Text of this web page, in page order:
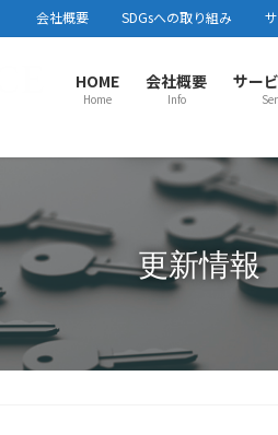
会社概要 SDGsへの取り組み
HOME
Home
会社概要
Info
サー
さいたま市センター
さいたま市川口市蕨市戸田市
練馬区
上尾市センター
上尾市蓮田市行田市羽生市鴻巣
白岡市伊奈町川島町吉見町
朝
新座市富士見市日高市
更新情報